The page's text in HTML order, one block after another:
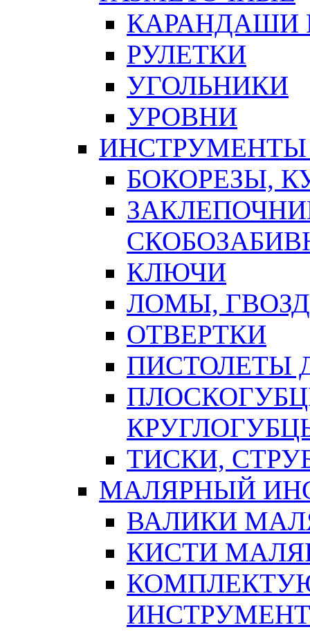
КАРАНДАШИ
РУЛЕТКИ
УГОЛЬНИКИ
УРОВНИ
БОКОРЕЗЫ,
КЛЮЧИ
ЛОМЫ,
ОТВЕРТКИ
ПИСТОЛЕТЫ
ТИСКИ,
МАЛЯРНЫЙ
ВАЛИКИ
КИСТИ